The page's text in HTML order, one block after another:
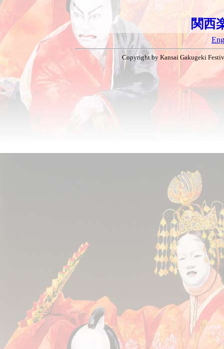
関西
Copyright by Kansai Gakugeki